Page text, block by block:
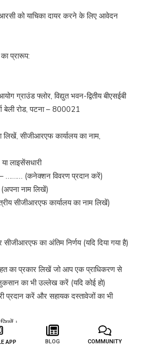
को याचिका दायर करने के लिए आवेदन
प्रारूप:
ग्राउंड फ्लोर, विद्युत भवन-द्वितीय बीएसईबी
बेली रोड, पटना – 800021
सीजीआरएफ कार्यालय का नाम,
लाइसेंसधारी
……… (कनेक्शन विवरण प्रदान करें)
नाम लिखें)
सीजीआरएफ कार्यालय का नाम लिखें)
का अंतिम निर्णय (यदि दिया गया है)
का प्रकार लिखें जो आप एक प्राधिकरण से
का भी उल्लेख करें (यदि कोई हो)
प्रदान करें और सहायक दस्तावेजों का भी
APP BLOG COMMUNITY